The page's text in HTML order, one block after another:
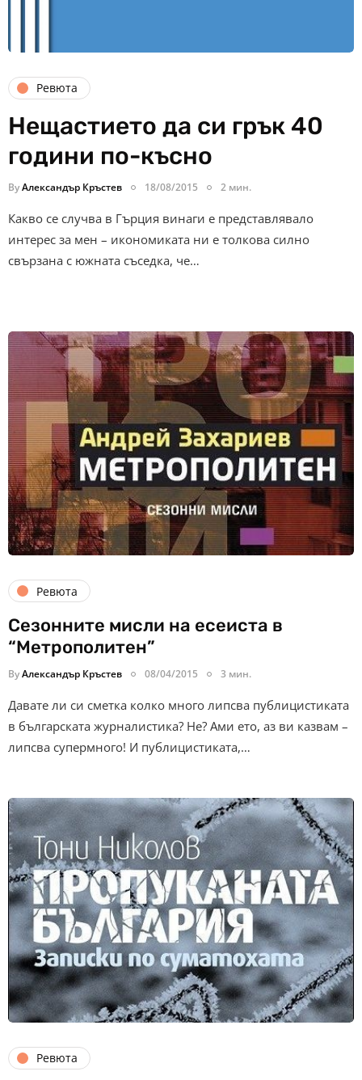
Ревюта
Нещастието да си грък 40
години по-късно
ByАлександър Кръстев 18/08/2015 2 мин.
Какво се случва в Гърция винаги е представлявало
интерес за мен – икономиката ни е толкова силно
свързана с южната съседка, че…
Ревюта
Сезонните мисли на есеиста в
“Метрополитен”
ByАлександър Кръстев 08/04/2015 3 мин.
Давате ли си сметка колко много липсва публицистиката
в българската журналистика? Не? Ами ето, аз ви казвам –
липсва супермного! И публицистиката,…
Ревюта